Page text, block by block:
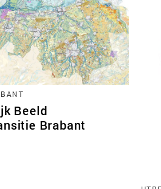
Beeld
Brabant